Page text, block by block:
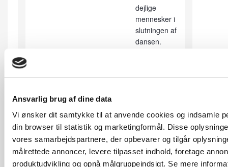
Ansvarlig brug af dine data
Vi ønsker dit samtykke til at anvende cookies og indsamle
din browser til statistik og marketingformål. Disse
vores samarbejdspartnere, der opbevarer og tilgår
målrettede annoncer, levere tilpasset indhold, foretage
produktudvikling og opnå målgruppeindsigt. Se mere
dejlige
mennesker i
slutningen af
dansen.
sokker og
lidt
tilbageholde
nde. Der er
stadigvæk
masser af